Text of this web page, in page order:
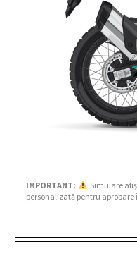
IMPORTANT:
Simulare
personalizată pentru